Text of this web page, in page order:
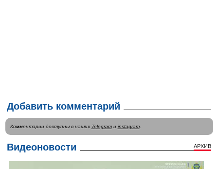
Добавить комментарий
Комментарии доступны в наших Telegramи instagram.
Видеоновости АРХИВ